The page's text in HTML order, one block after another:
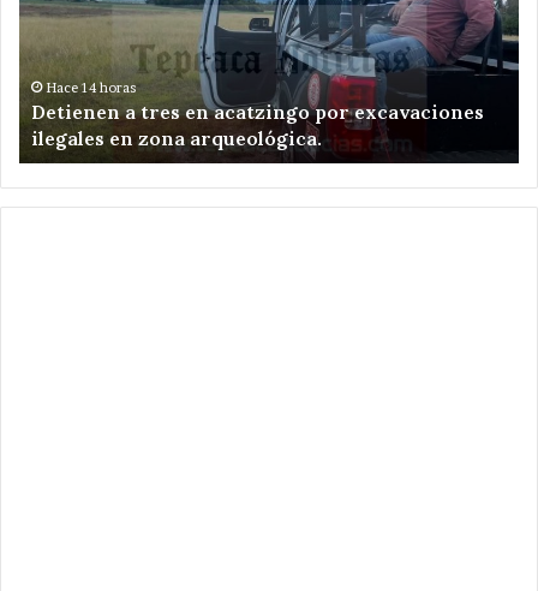
acatzingo
excavaciones
ilegales
en
zona
arqueológica.
Hace 14 horas
Detienen a tres en acatzingo por excavaciones
ilegales en zona arqueológica.
red
en
.